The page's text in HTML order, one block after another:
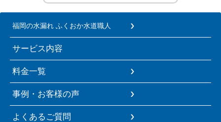
福岡の水漏れ ふくおか水道職人
サービス内容
料金一覧
事例・お客様の声
よくあるご質問